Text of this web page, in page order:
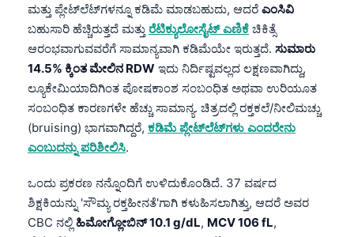
ಮತ್ತು ಪ್ಲೇಟ್‌ಲೆಟ್‌ಗಳನ್ನೂ ಕಡಿಮೆ ಮಾಡಬಹುದು, ಆದರೆ ಎಂಸಿವಿ
ಬಹುಸಾರಿ ಹೆಚ್ಚಿರುತ್ತದೆ ಮತ್ತು ರೆಟಿಕ್ಯುಲೋಸೈಟ್ ಎಣಿಕೆ ಚಿಕಿತ್ಸೆ
ಆರಂಭವಾಗುವವರೆಗೆ ಸಾಮಾನ್ಯವಾಗಿ ಕಡಿಮೆಯೇ ಇರುತ್ತದೆ. ಸುಮಾರು
14.5% ಕ್ಕಿಂತ ಮೇಲಿನ RDW ಇದು ನಿರ್ದಿಷ್ಟವಲ್ಲದ ಲಕ್ಷಣವಾಗಿದ್ದು,
ಲ್ಯೂಕೇಮಿಯಾದಿಗಿಂತ ಪೋಷಕಾಂಶ ಸಂಬಂಧಿತ ಅಥವಾ ಉರಿಯೂತ
ಸಂಬಂಧಿತ ಕಾರಣಗಳೇ ಹೆಚ್ಚು ಸಾಮಾನ್ಯ. ಚಿತ್ರದಲ್ಲಿ ರಕ್ತಕಲೆ/ನೀಲಿಮಚ್ಚು
(bruising) ಭಾಗವಾಗಿದ್ದರೆ, ಕಡಿಮೆ ಪ್ಲೇಟ್‌ಲೆಟ್‌ಗಳು ಎಂದರೇನು
ಎಂಬುದನ್ನು ಪರಿಶೀಲಿಸಿ.
ಒಂದು ಪ್ರಕರಣ ನನ್ನೊಂದಿಗೆ ಉಳಿದುಕೊಂಡಿದೆ. 37 ವರ್ಷದ
ಶಿಕ್ಷಕಿಯನ್ನು 'ಸೌಮ್ಯ ರಕ್ತಹೀನತೆ'ಗಾಗಿ ಕಳುಹಿಸಲಾಗಿತ್ತು, ಆದರೆ ಅವರ
CBC ನಲ್ಲಿ ಹಿಮೋಗ್ಲೋಬಿನ್ 10.1 g/dL, MCV 106 fL,